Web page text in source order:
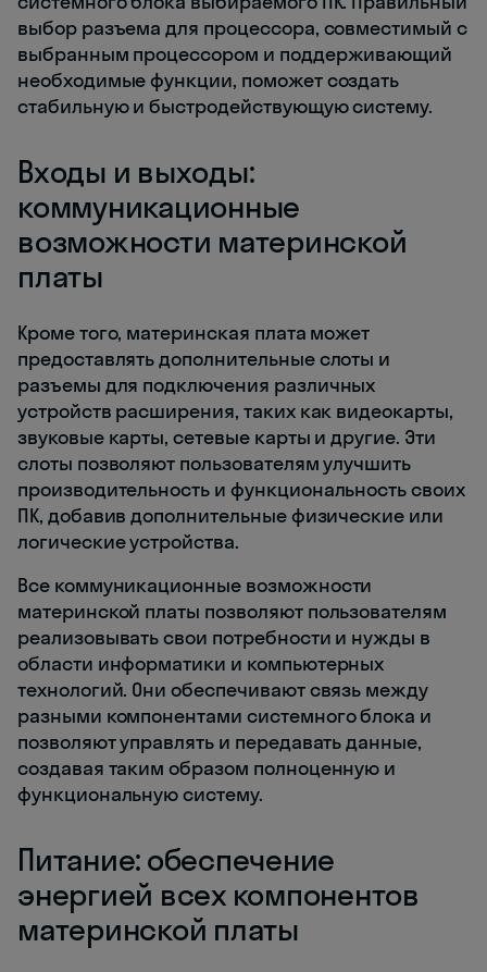
выбор разъема для процессора, совместимый с
выбранным процессором и поддерживающий
необходимые функции, поможет создать
стабильную и быстродействующую систему.
Входы и выходы:
коммуникационные
возможности материнской
платы
Кроме того, материнская плата может
предоставлять дополнительные слоты и
разъемы для подключения различных
устройств расширения, таких как видеокарты,
звуковые карты, сетевые карты и другие. Эти
слоты позволяют пользователям улучшить
производительность и функциональность своих
ПК, добавив дополнительные физические или
логические устройства.
Все коммуникационные возможности
материнской платы позволяют пользователям
реализовывать свои потребности и нужды в
области информатики и компьютерных
технологий. Они обеспечивают связь между
разными компонентами системного блока и
позволяют управлять и передавать данные,
создавая таким образом полноценную и
функциональную систему.
Питание: обеспечение
энергией всех компонентов
материнской платы